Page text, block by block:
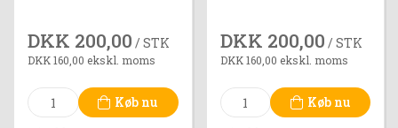
DKK 200,00 / STK
DKK 160,00 ekskl. moms
Køb nu
DKK 200,00 / STK
DKK 160,00 ekskl. moms
Køb nu